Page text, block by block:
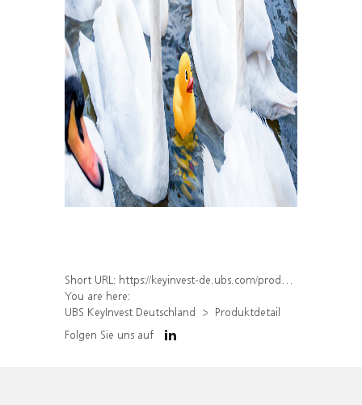
Short URL: https://keyinvest-de.ubs.com/produkt/detail/index/isin/DE000WA8SLF2
You are here:
UBS KeyInvest Deutschland
Produktdetail
Folgen Sie uns auf